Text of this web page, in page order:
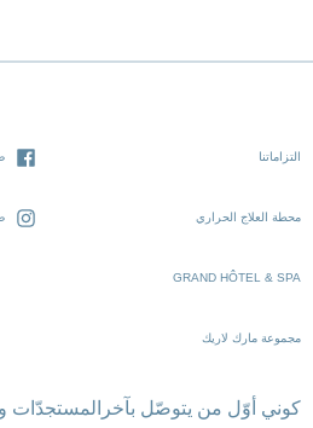
التزاماتنا
محطة العلاج الحراري
GRAND HÔTEL & SPA
مجموعة مارك لاريك
كوني أوّل من يتوصّل بآخرالمستجدّات